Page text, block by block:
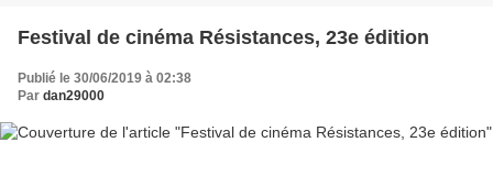
Festival de cinéma Résistances, 23e édition
Publié le 30/06/2019 à 02:38
Par dan29000